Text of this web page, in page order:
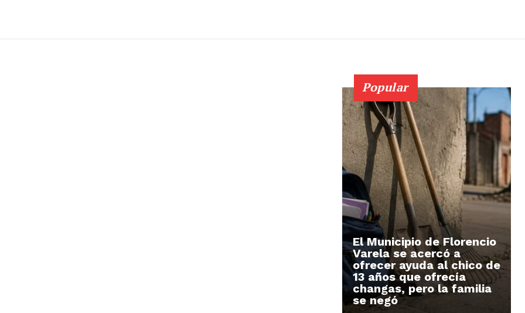
Popular
El Municipio de Florencio
Varela se acercó a
ofrecer ayuda al chico de
13 años que ofrecía
changas, pero la familia
se negó